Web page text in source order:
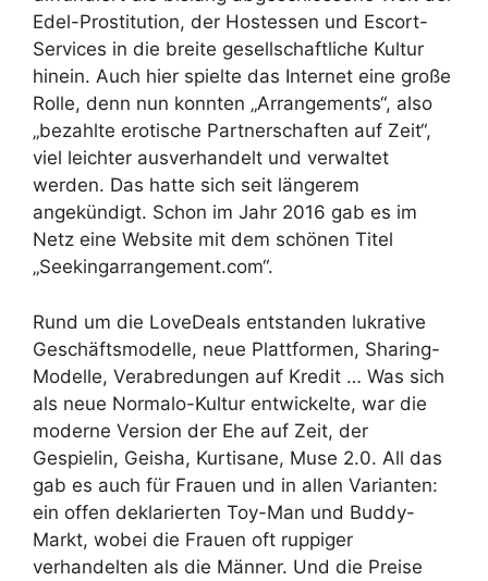
Edel-Prostitution, der Hostessen und Escort-
Services in die breite gesellschaftliche Kultur
hinein. Auch hier spielte das Internet eine große
Rolle, denn nun konnten „Arrangements“, also
„bezahlte erotische Partnerschaften auf Zeit“,
viel leichter ausverhandelt und verwaltet
werden. Das hatte sich seit längerem
angekündigt. Schon im Jahr 2016 gab es im
Netz eine Website mit dem schönen Titel
„Seekingarrangement.com“.
Rund um die LoveDeals entstanden lukrative
Geschäftsmodelle, neue Plattformen, Sharing-
Modelle, Verabredungen auf Kredit … Was sich
als neue Normalo-Kultur entwickelte, war die
moderne Version der Ehe auf Zeit, der
Gespielin, Geisha, Kurtisane, Muse 2.0. All das
gab es auch für Frauen und in allen Varianten:
ein offen deklarierten Toy-Man und Buddy-
Markt, wobei die Frauen oft ruppiger
verhandelten als die Männer. Und die Preise